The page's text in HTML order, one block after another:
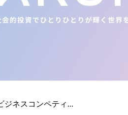
ジネスコンペティ...